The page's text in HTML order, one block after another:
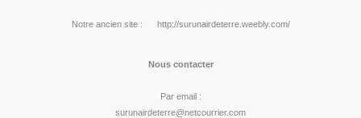
Notre ancien site : http://surunairdeterre.weebly.com/
Nous contacter
Par email :
surunairdeterre@netcourrier.com